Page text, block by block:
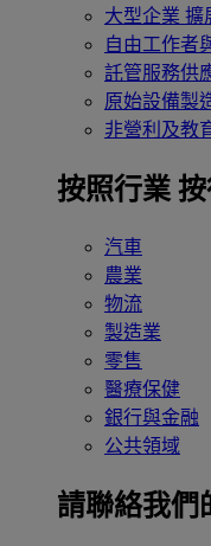
大型企業 擴
自由工作者
託管服務供
原始設備製
非營利及教
按照行業
汽車
農業
物流
製造業
零售
醫療保健
銀行與金融
公共領域
請聯絡我們